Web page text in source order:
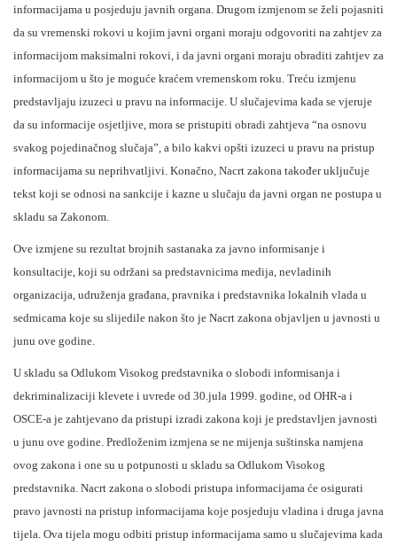
informacijama u posjeduju javnih organa. Drugom izmjenom se želi pojasniti
da su vremenski rokovi u kojim javni organi moraju odgovoriti na zahtjev za
informacijom maksimalni rokovi, i da javni organi moraju obraditi zahtjev za
informacijom u što je moguće kraćem vremenskom roku. Treću izmjenu
predstavljaju izuzeci u pravu na informacije. U slučajevima kada se vjeruje
da su informacije osjetljive, mora se pristupiti obradi zahtjeva “na osnovu
svakog pojedinačnog slučaja”, a bilo kakvi opšti izuzeci u pravu na pristup
informacijama su neprihvatljivi. Konačno, Nacrt zakona također uključuje
tekst koji se odnosi na sankcije i kazne u slučaju da javni organ ne postupa u
skladu sa Zakonom.
Ove izmjene su rezultat brojnih sastanaka za javno informisanje i
konsultacije, koji su održani sa predstavnicima medija, nevladinih
organizacija, udruženja građana, pravnika i predstavnika lokalnih vlada u
sedmicama koje su slijedile nakon što je Nacrt zakona objavljen u javnosti u
junu ove godine.
U skladu sa Odlukom Visokog predstavnika o slobodi informisanja i
dekriminalizaciji klevete i uvrede od 30.jula 1999. godine, od OHR-a i
OSCE-a je zahtjevano da pristupi izradi zakona koji je predstavljen javnosti
u junu ove godine. Predloženim izmjena se ne mijenja suštinska namjena
ovog zakona i one su u potpunosti u skladu sa Odlukom Visokog
predstavnika. Nacrt zakona o slobodi pristupa informacijama će osigurati
pravo javnosti na pristup informacijama koje posjeduju vladina i druga javna
tijela. Ova tijela mogu odbiti pristup informacijama samo u slučajevima kada